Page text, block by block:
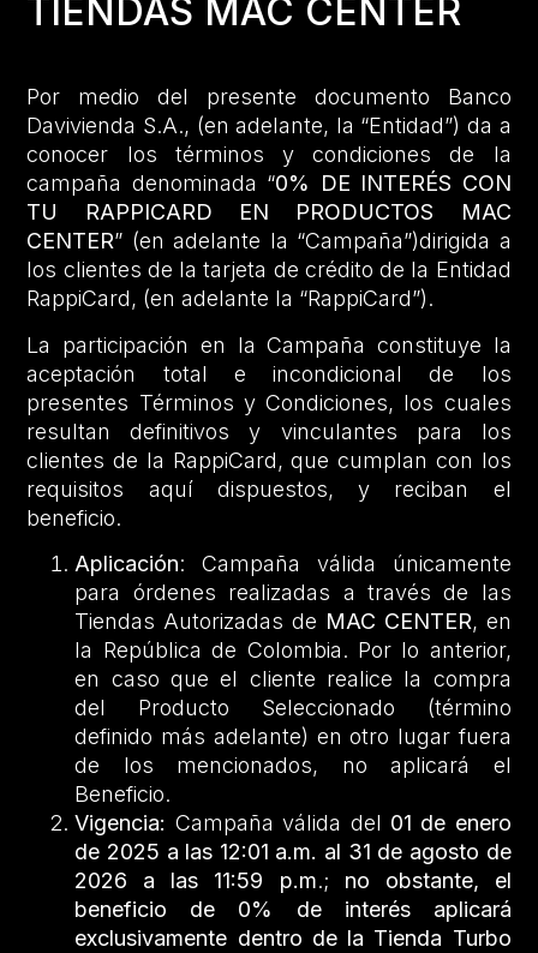
TIENDAS MAC CENTER
Por medio del presente documento Banco
Davivienda S.A., (en adelante, la “Entidad”) da a
conocer los términos y condiciones de la
campaña denominada “0% DE INTERÉS CON
TU RAPPICARD EN PRODUCTOS MAC
CENTER” (en adelante la “Campaña”)dirigida a
los clientes de la tarjeta de crédito de la Entidad
RappiCard, (en adelante la “RappiCard”).
La participación en la Campaña constituye la
aceptación total e incondicional de los
presentes Términos y Condiciones, los cuales
resultan definitivos y vinculantes para los
clientes de la RappiCard, que cumplan con los
requisitos aquí dispuestos, y reciban el
beneficio.
Aplicación: Campaña válida únicamente
para órdenes realizadas a través de las
Tiendas Autorizadas de MAC CENTER, en
la República de Colombia. Por lo anterior,
en caso que el cliente realice la compra
del Producto Seleccionado (término
definido más adelante) en otro lugar fuera
de los mencionados, no aplicará el
Beneficio.
Vigencia: Campaña válida del 01 de enero
de 2025 a las 12:01 a.m. al 31 de agosto de
2026 a las 11:59 p.m.; no obstante, el
beneficio de 0% de interés aplicará
exclusivamente dentro de la Tienda Turbo